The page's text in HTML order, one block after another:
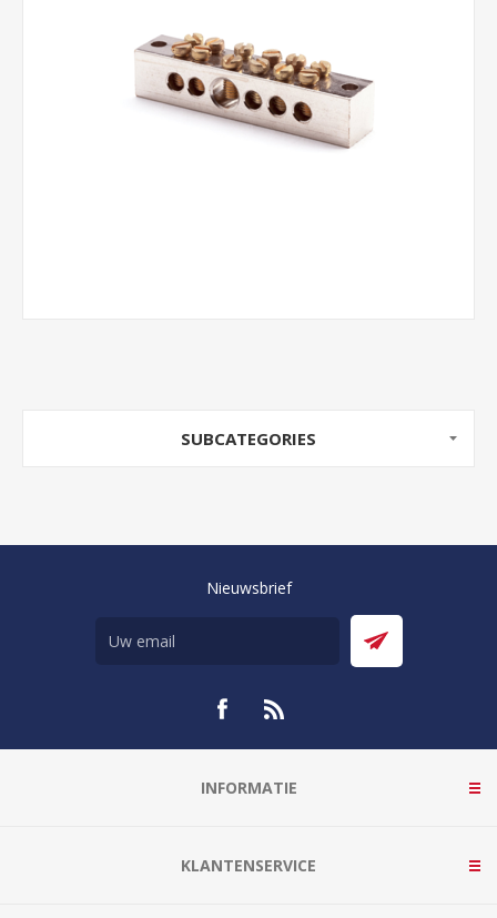
SUBCATEGORIES
Nieuwsbrief
INFORMATIE
KLANTENSERVICE